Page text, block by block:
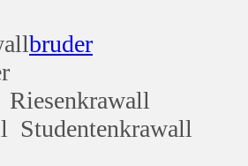
bruder
Studentenkrawall